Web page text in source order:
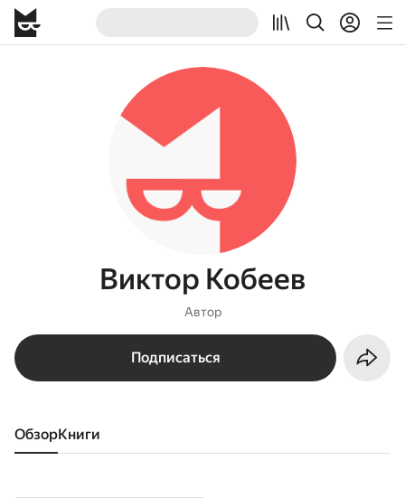
Виктор Кобеев
Автор
Подписаться
Обзор книги